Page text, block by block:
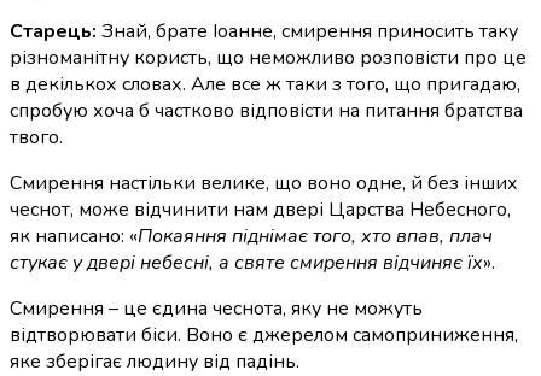
Старець: Знай, брате Іоанне, смирення приносить таку
різноманітну користь, що неможливо розповісти про це
в декількох словах. Але все ж таки з того, що пригадаю,
спробую хоча б частково відповісти на питання братства
твого.
Смирення настільки велике, що воно одне, й без інших
чеснот, може відчинити нам двері Царства Небесного,
як написано: «Покаяння піднімає того, хто впав, плач
стукає у двері небесні, а святе смирення відчиняє їх».
Смирення – це єдина чеснота, яку не можуть
відтворювати біси. Воно є джерелом самоприниження,
яке зберігає людину від падінь.